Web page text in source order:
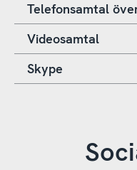
Telefonsamtal
Videosamtal
Skype